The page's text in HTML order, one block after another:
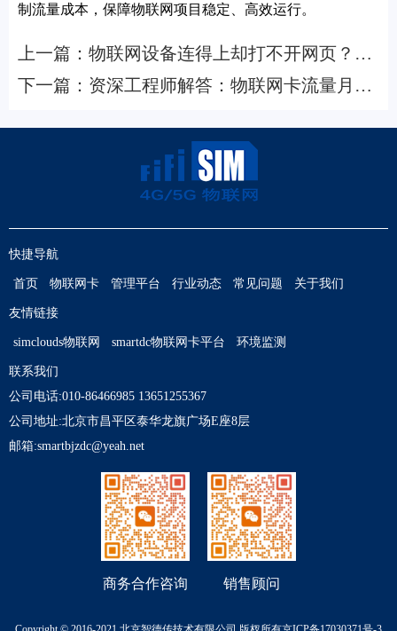
制流量成本，保障物联网项目稳定、高效运行。
上一篇： 物联网设备连得上却打不开网页？
DNS与APN配置误区及排查指南
下一篇： 资深工程师解答：物联网卡流量月底
快捷导航
首页 物联网卡 管理平台 行业动态 常见问题 关于我们
友情链接
simclouds物联网 smartdc物联网卡平台 环境监测
联系我们
公司电话:010-86466985 13651255367
公司地址:北京市昌平区泰华龙旗广场E座8层
邮箱:smartbjzdc@yeah.net
商务合作咨询 销售顾问